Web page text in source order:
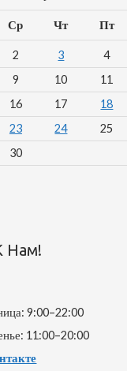
Ср Чт Пт
2 3 4
9 10 11
16 17 18
23 24 25
30
Нам!
9:00–22:00
11:00–20:00